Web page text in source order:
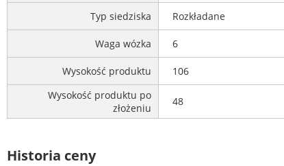
Typ siedziska Rozkładane
Waga wózka 6
Wysokość produktu
106
Wysokość produktu po
złożeniu
48
Historia ceny